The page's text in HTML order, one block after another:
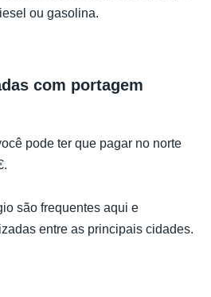
ou gasolina.
com portagem
pode ter que pagar no norte
são frequentes aqui e
entre as principais cidades.